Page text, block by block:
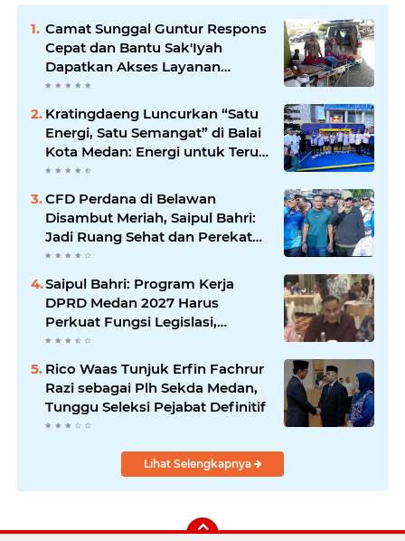
Camat Sunggal Guntur Respons
Cepat dan Bantu Sak'Iyah
Dapatkan Akses Layanan
Kesehatan
Kratingdaeng Luncurkan “Satu
Energi, Satu Semangat” di Balai
Kota Medan: Energi untuk Terus
Bergerak Maju
CFD Perdana di Belawan
Disambut Meriah, Saipul Bahri:
Jadi Ruang Sehat dan Perekat
Kebersamaan Warga Medan
Saipul Bahri: Program Kerja
DPRD Medan 2027 Harus
Perkuat Fungsi Legislasi,
Anggaran dan Pengawasan
Rico Waas Tunjuk Erfin Fachrur
Razi sebagai Plh Sekda Medan,
Tunggu Seleksi Pejabat Definitif
Lihat Selengkapnya